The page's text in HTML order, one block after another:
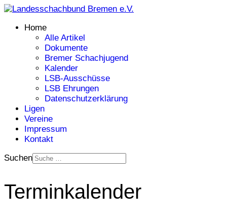
Home
Alle Artikel
Dokumente
Bremer Schachjugend
Kalender
LSB-Ausschüsse
LSB Ehrungen
Datenschutzerklärung
Ligen
Vereine
Impressum
Kontakt
Suchen
Terminkalender